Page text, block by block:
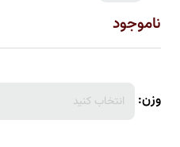
ناموجود
وزن: انتخاب کنید